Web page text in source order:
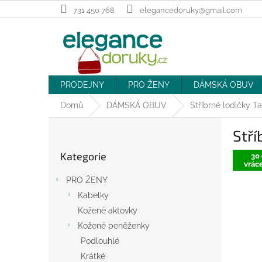
na
731 450 768 elegancedoruky@gmail.com
PRODEJNY PRO ŽENY DÁMSKÁ OBUV
Domů DÁMSKÁ OBUV Stříbrné lodičky
kategorie
Kategorie
PRO ŽENY
Kabelky
Kožené aktovky
Kožené peněženky
Podlouhlé
Krátké
30